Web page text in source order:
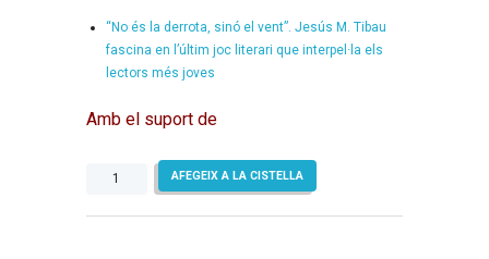
“No és la derrota, sinó el vent”. Jesús M. Tibau
fascina en l’últim joc literari que interpel·la els
lectors més joves
Amb el suport de
quantitat
No
AFEGEIX A LA CISTELLA